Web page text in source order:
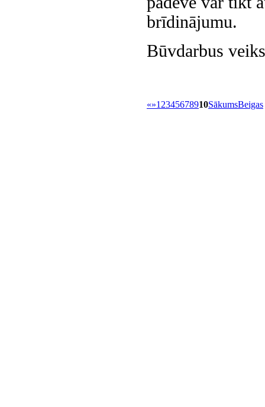
brīdinājumu.
Būvdarbus
«»1 2345678910SākumsBeigas